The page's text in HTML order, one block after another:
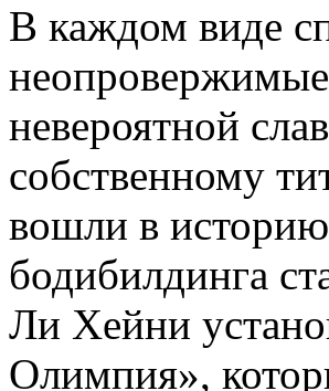
В каждом виде
невероятной
собственному
вошли в
бодибилдинга
Ли Хейни
Олимпия»,